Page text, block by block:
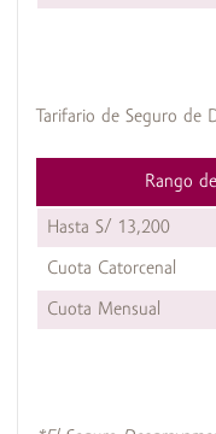
Tarifario de Seguro de
Rango
Hasta S/ 13,200
Cuota Catorcenal
Cuota Mensual